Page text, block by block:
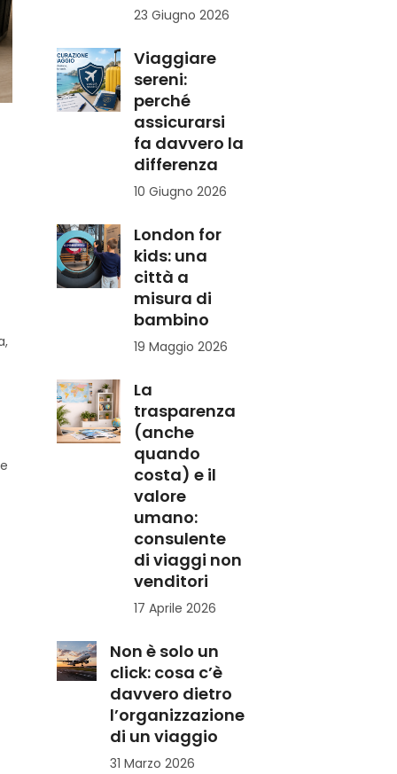
23 Giugno 2026
Viaggiare
sereni:
perché
assicurarsi
fa davvero la
differenza
10 Giugno 2026
London for
kids: una
città a
misura di
bambino
19 Maggio 2026
La
trasparenza
(anche
quando
costa) e il
valore
umano:
consulente
di viaggi non
venditori
17 Aprile 2026
Non è solo un
click: cosa c’è
davvero dietro
l’organizzazione
di un viaggio
31 Marzo 2026